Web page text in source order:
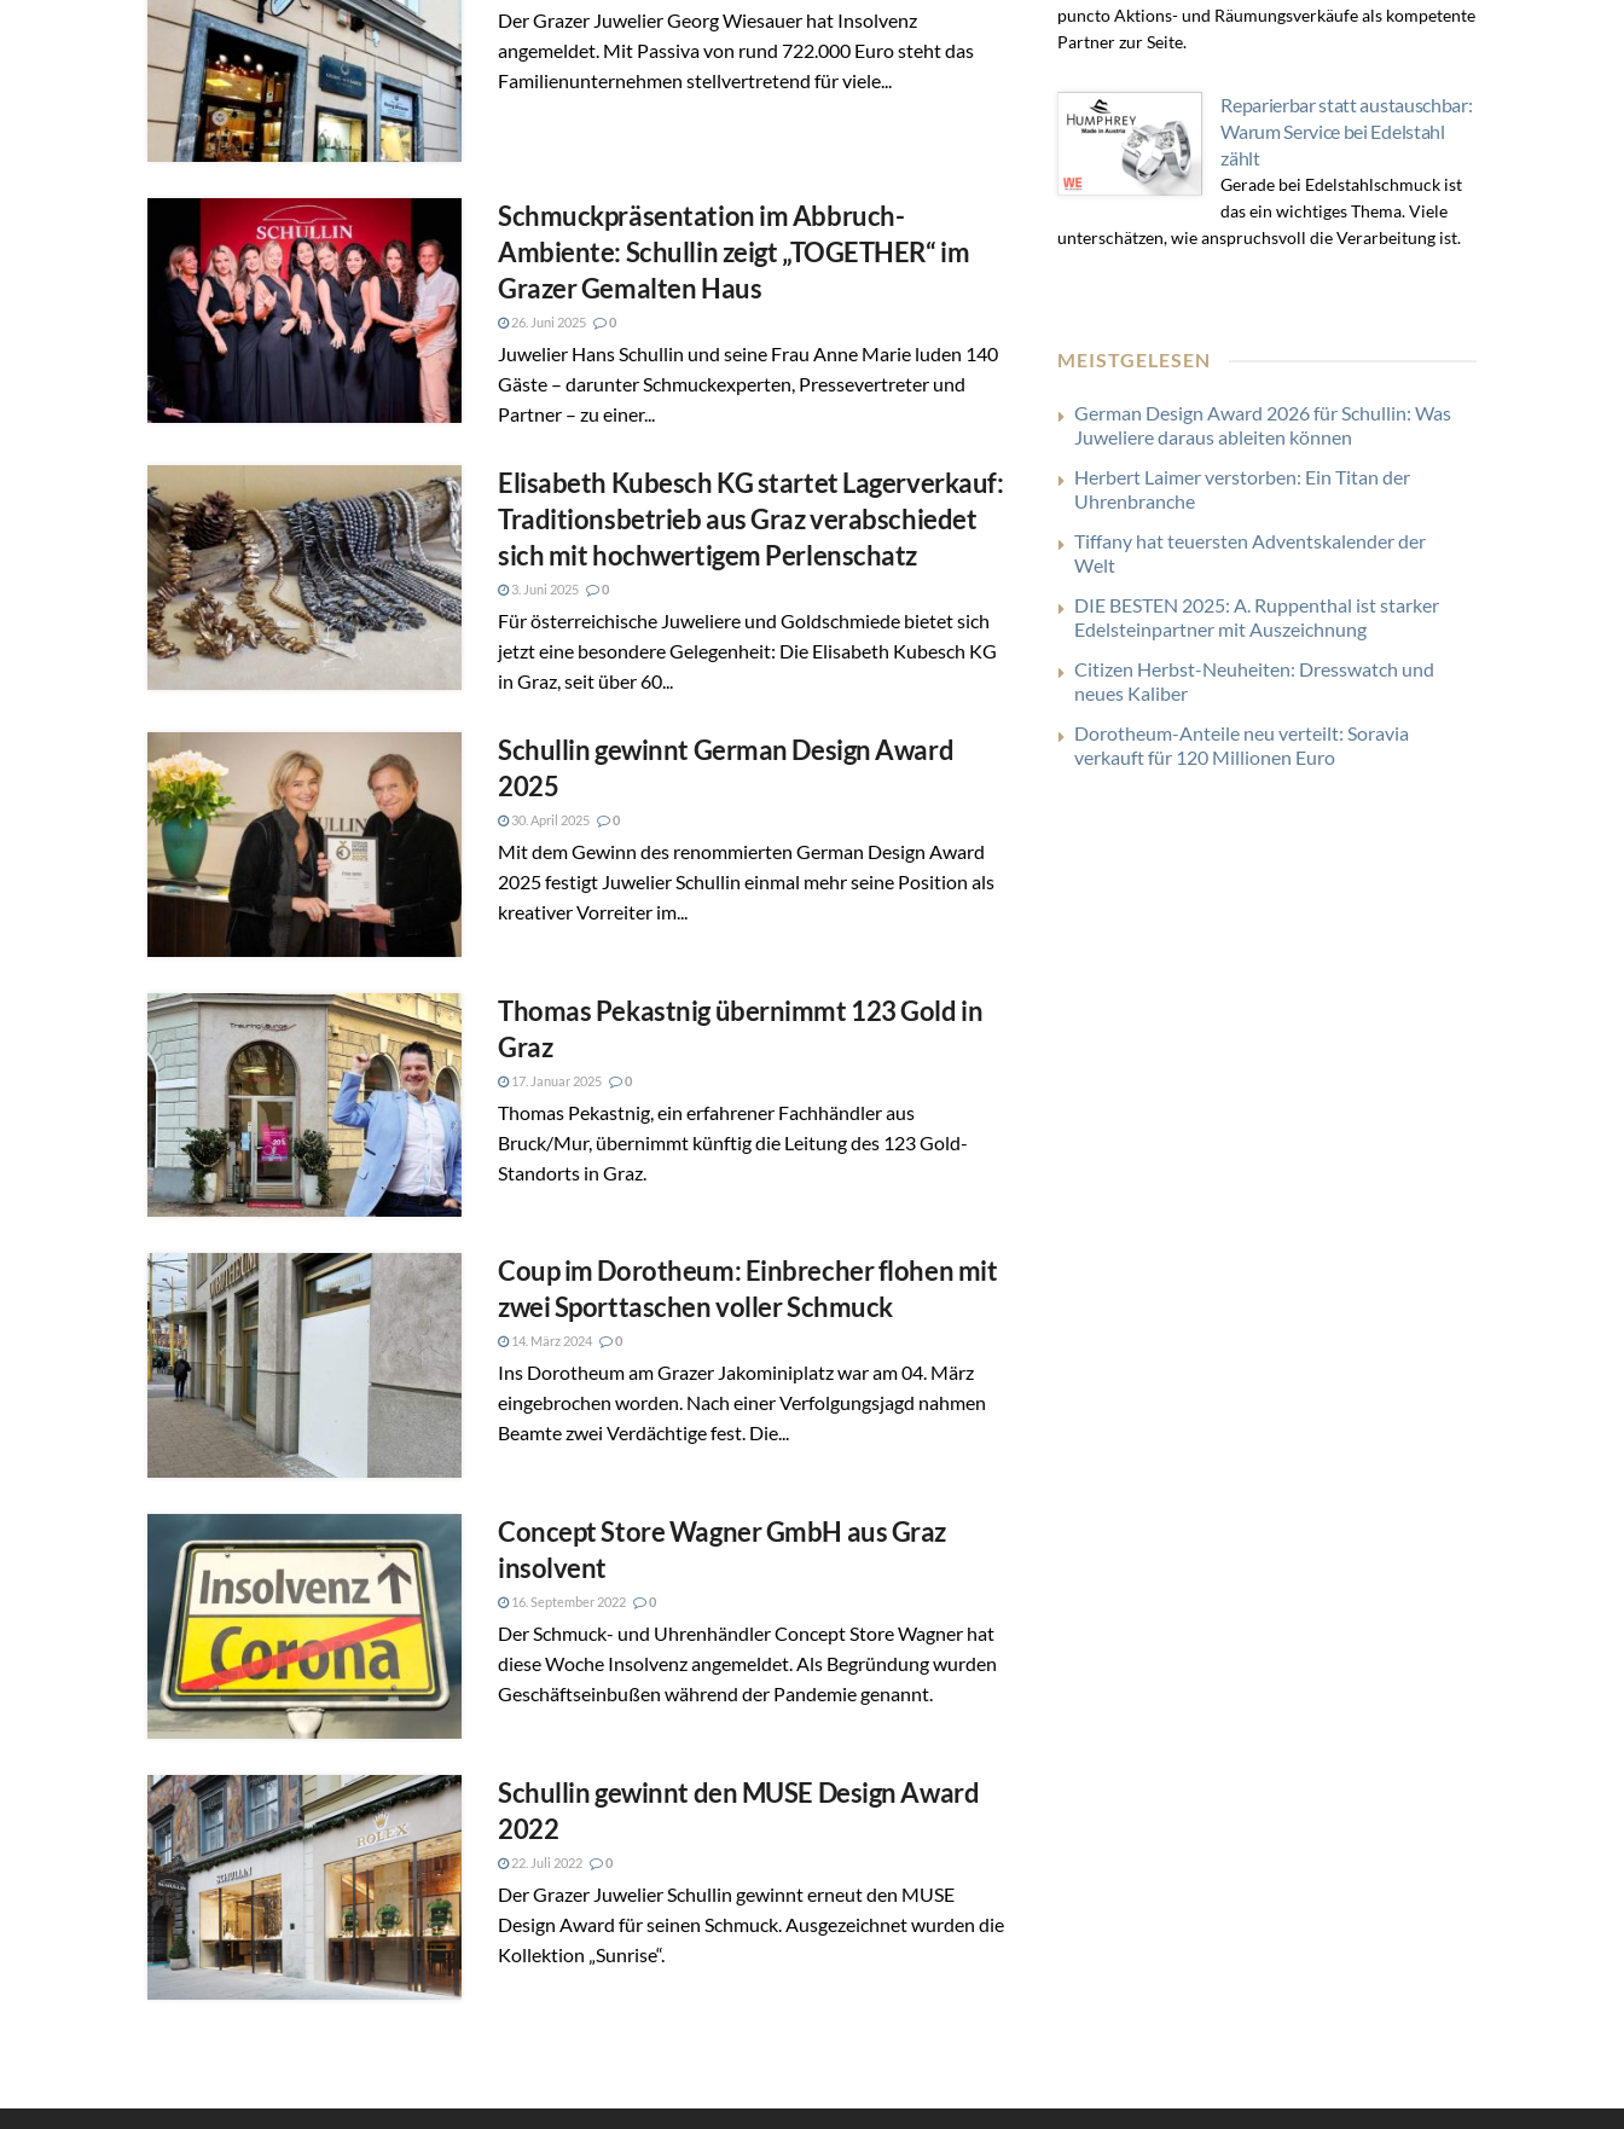
Der Grazer Juwelier Georg Wiesauer hat Insolvenz
angemeldet. Mit Passiva von rund 722.000 Euro steht das
Familienunternehmen stellvertretend für viele...
Schmuckpräsentation im Abbruch-
Ambiente: Schullin zeigt „TOGETHER“ im
Grazer Gemalten Haus
26. Juni 2025 0
Juwelier Hans Schullin und seine Frau Anne Marie luden 140
Gäste – darunter Schmuckexperten, Pressevertreter und
Partner – zu einer...
Elisabeth Kubesch KG startet Lagerverkauf:
Traditionsbetrieb aus Graz verabschiedet
sich mit hochwertigem Perlenschatz
3. Juni 2025 0
Für österreichische Juweliere und Goldschmiede bietet sich
jetzt eine besondere Gelegenheit: Die Elisabeth Kubesch KG
in Graz, seit über 60...
Schullin gewinnt German Design Award
2025
30. April 2025 0
Mit dem Gewinn des renommierten German Design Award
2025 festigt Juwelier Schullin einmal mehr seine Position als
kreativer Vorreiter im...
Thomas Pekastnig übernimmt 123 Gold in
Graz
17. Januar 2025 0
Thomas Pekastnig, ein erfahrener Fachhändler aus
Bruck/Mur, übernimmt künftig die Leitung des 123 Gold-
Standorts in Graz.
Coup im Dorotheum: Einbrecher flohen mit
zwei Sporttaschen voller Schmuck
14. März 2024 0
Ins Dorotheum am Grazer Jakominiplatz war am 04. März
eingebrochen worden. Nach einer Verfolgungsjagd nahmen
Beamte zwei Verdächtige fest. Die...
Concept Store Wagner GmbH aus Graz
insolvent
16. September 2022 0
Der Schmuck- und Uhrenhändler Concept Store Wagner hat
diese Woche Insolvenz angemeldet. Als Begründung wurden
Geschäftseinbußen während der Pandemie genannt.
Schullin gewinnt den MUSE Design Award
2022
22. Juli 2022 0
Der Grazer Juwelier Schullin gewinnt erneut den MUSE
Design Award für seinen Schmuck. Ausgezeichnet wurden die
Kollektion „Sunrise“.
puncto Aktions- und Räumungsverkäufe als kompetente
Partner zur Seite.
Reparierbar statt austauschbar:
Warum Service bei Edelstahl
zählt
Gerade bei Edelstahlschmuck ist
das ein wichtiges Thema. Viele
unterschätzen, wie anspruchsvoll die Verarbeitung ist.
MEISTGELESEN
German Design Award 2026 für Schullin: Was
Juweliere daraus ableiten können
Herbert Laimer verstorben: Ein Titan der
Uhrenbranche
Tiffany hat teuersten Adventskalender der
Welt
DIE BESTEN 2025: A. Ruppenthal ist starker
Edelsteinpartner mit Auszeichnung
Citizen Herbst-Neuheiten: Dresswatch und
neues Kaliber
Dorotheum-Anteile neu verteilt: Soravia
verkauft für 120 Millionen Euro